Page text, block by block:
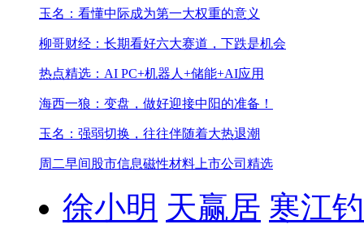
玉名：看懂中际成为第一大权重的意义
柳哥财经：长期看好六大赛道，下跌是机会
热点精选：AI PC+机器人+储能+AI应用
海西一狼：变盘，做好迎接中阳的准备！
玉名：强弱切换，往往伴随着大热退潮
周二早间股市信息磁性材料上市公司精选
徐小明 天赢居 寒江